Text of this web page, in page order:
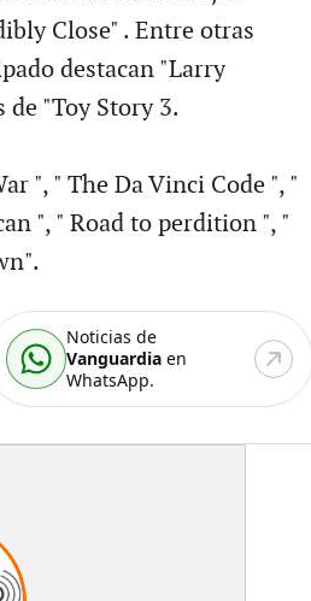
Close" . Entre otras
destacan "Larry
de "Toy Story 3.
", " The Da Vinci Code ", "
", " Road to perdition ", "
Noticias de
Vanguardia en
WhatsApp.